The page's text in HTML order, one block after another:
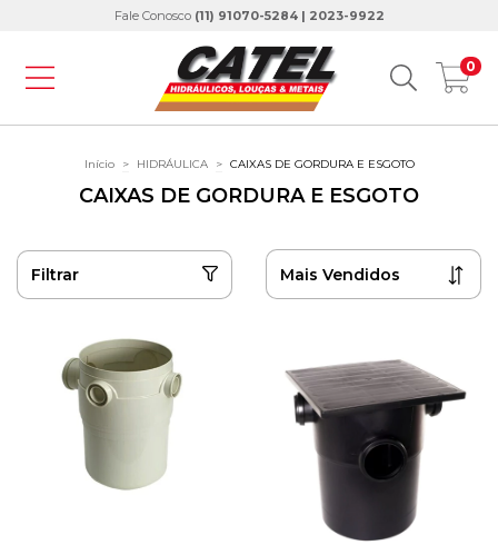
Fale Conosco (11) 91070-5284 | 2023-9922
0
Início > HIDRÁULICA > CAIXAS DE GORDURA E ESGOTO
CAIXAS DE GORDURA E ESGOTO
Filtrar